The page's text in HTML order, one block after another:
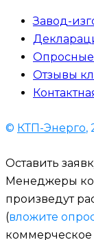
Завод-
Опросные
Отзывы
© КТП-Энерго,
Оставить
Менеджеры
произведут
(вложите